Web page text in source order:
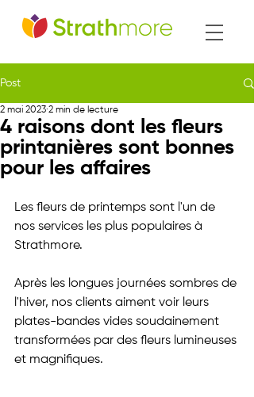
Post
4 raisons dont les fleurs
printanières sont bonnes
pour les affaires
2 mai 2023 2 min de lecture
Les fleurs de printemps sont l'un de
nos services les plus populaires à
Strathmore.
Après les longues journées sombres de
l'hiver, nos clients aiment voir leurs
plates-bandes vides soudainement
transformées par des fleurs lumineuses
et magnifiques.